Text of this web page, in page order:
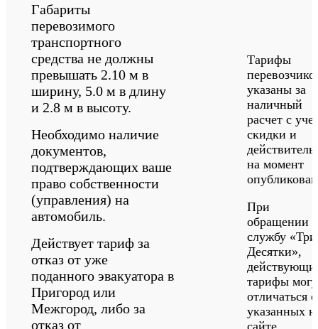
Габариты
перевозимого
транспортного
средства не должны
превышать 2.10 м в
ширину, 5.0 м в длину
и 2.8 м в высоту.
Необходимо наличие
документов,
подтверждающих ваше
право собственности
(управления) на
автомобиль.
Действует тариф за
отказ от уже
поданного эвакуатора в
Пригород или
Межгород, либо за
отказ от
Тарифы
указаны за
наличный
расчет с
скидки и
на момент
При
обращении в
службу «‎Три
Десятки»‎,
тарифы
отличаться
указанных
сайте.